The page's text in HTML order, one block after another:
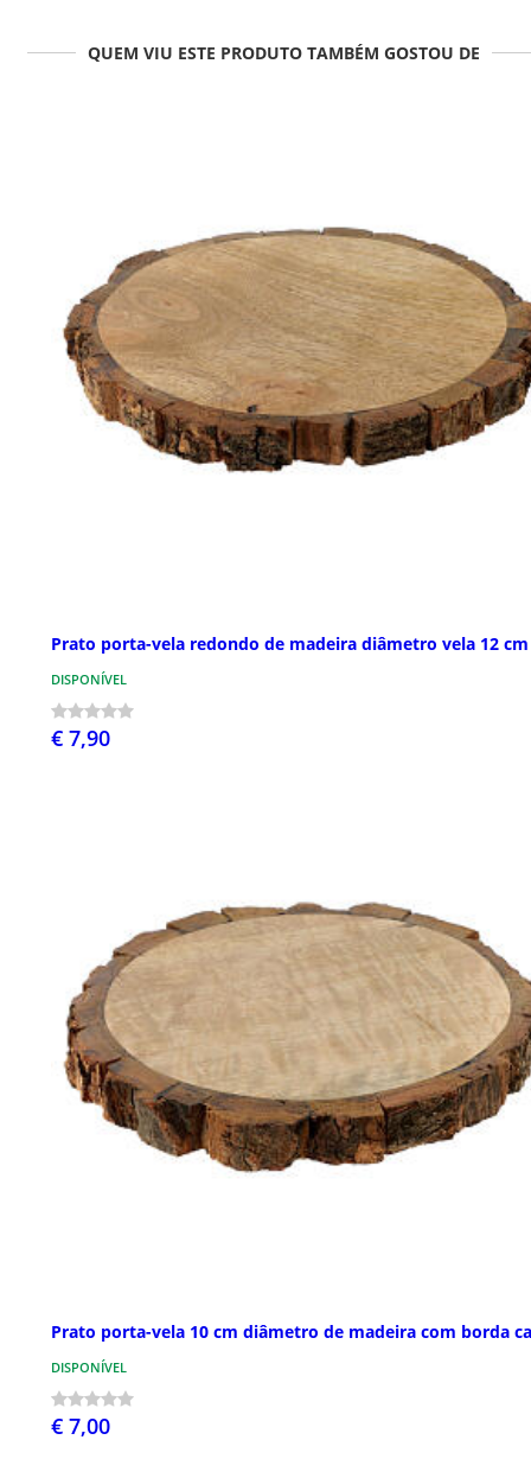
QUEM VIU ESTE PRODUTO TAMBÉM GOSTOU DE
Prato porta-vela redondo de madeira diâmetro vela 12 cm
DISPONÍVEL
€ 7,90
Prato porta-vela 10 cm diâmetro de madeira com borda
DISPONÍVEL
€ 7,00